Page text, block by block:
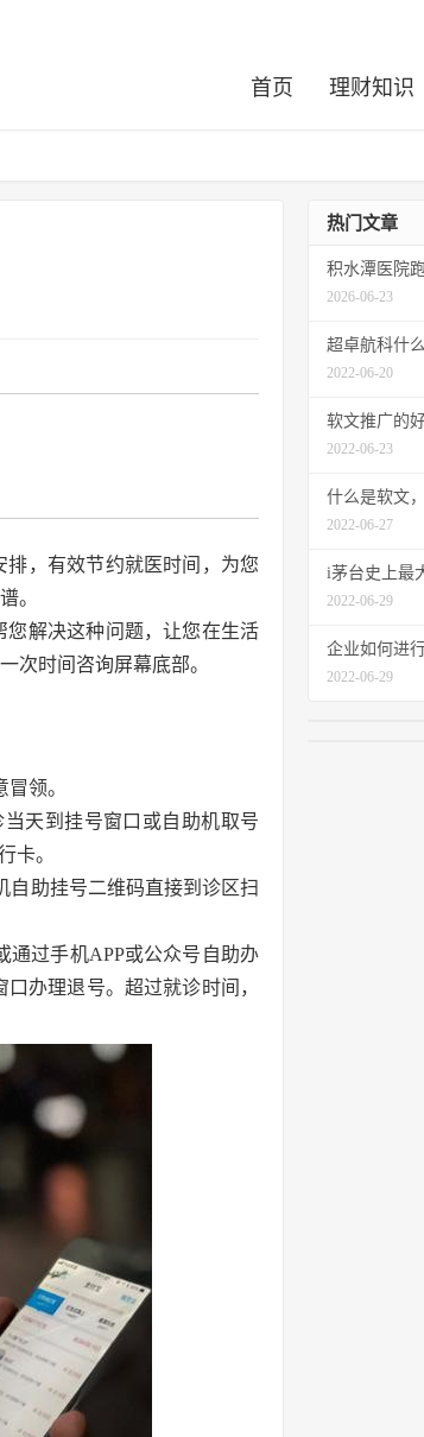
首页 理财知识
，有效节约就医时间，为您
。
您解决这种问题，让您在生活
次时间咨询屏幕底部。
领。
天到挂号窗口或自助机取号
卡。
自助挂号二维码直接到诊区扫
通过手机APP或公众号自助办
办理退号。超过就诊时间，
热门文章
积水潭医院
2026-06-23
超卓航科什
2022-06-20
软文推广的
2022-06-23
什么是软文
2022-06-27
i茅台史上最
2022-06-29
企业如何进
2022-06-29